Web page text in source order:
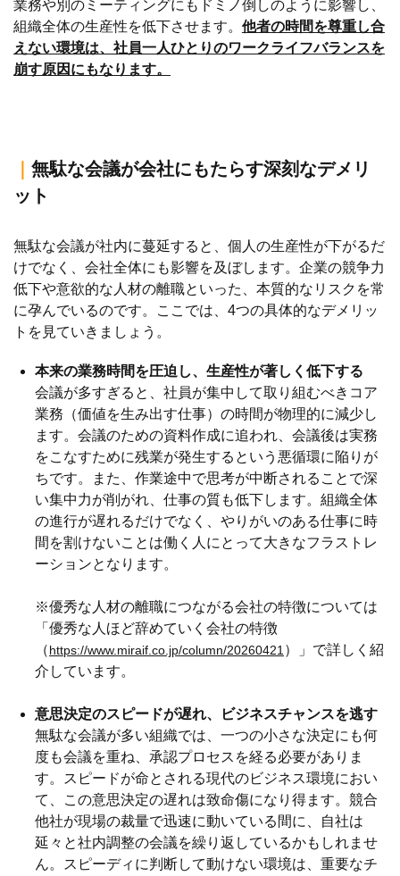
業務や別のミーティングにもドミノ倒しのように影響し、
組織全体の生産性を低下させます。 他者の時間を尊重し合
えない環境は、社員一人ひとりのワークライフバランスを
崩す原因にもなります。
無駄な会議が会社にもたらす深刻なデメリ
ット
無駄な会議が社内に蔓延すると、個人の生産性が下がるだ
けでなく、会社全体にも影響を及ぼします。企業の競争力
低下や意欲的な人材の離職といった、本質的なリスクを常
に孕んでいるのです。ここでは、4つの具体的なデメリッ
トを見ていきましょう。
本来の業務時間を圧迫し、生産性が著しく低下する
会議が多すぎると、社員が集中して取り組むべきコア
業務（価値を生み出す仕事）の時間が物理的に減少し
ます。会議のための資料作成に追われ、会議後は実務
をこなすために残業が発生するという悪循環に陥りが
ちです。また、作業途中で思考が中断されることで深
い集中力が削がれ、仕事の質も低下します。組織全体
の進行が遅れるだけでなく、やりがいのある仕事に時
間を割けないことは働く人にとって大きなフラストレ
ーションとなります。
※優秀な人材の離職につながる会社の特徴については
「優秀な人ほど辞めていく会社の特徴
（https://www.miraif.co.jp/column/20260421）」で詳しく紹
介しています。
意思決定のスピードが遅れ、ビジネスチャンスを逃す
無駄な会議が多い組織では、一つの小さな決定にも何
度も会議を重ね、承認プロセスを経る必要がありま
す。スピードが命とされる現代のビジネス環境におい
て、この意思決定の遅れは致命傷になり得ます。競合
他社が現場の裁量で迅速に動いている間に、自社は
延々と社内調整の会議を繰り返しているかもしれませ
ん。スピーディに判断して動けない環境は、重要なチ